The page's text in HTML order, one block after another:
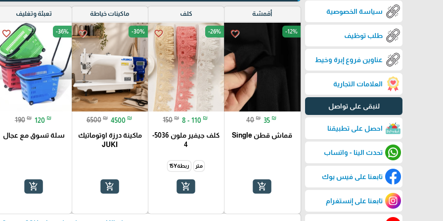
سياسة الخصوصية
طلب توظيف
عناوين فروع إبرة وخيط
العلامات التجارية
لنبقى على تواصل
احصل على تطبيقنا
تحدث الينا - واتساب
تابعنا على فيس بوك
تابعنا على إنستغرام
أقمشة
favorite_border -12%
40 ₪ 35 ₪
قماش قطن Single
add_shopping_cart
كلف
favorite_border -26%
150 ₪ 8 - 110 ₪
كلف جيفير ملون 5036-
4
متر ربطة15Y
add_shopping_cart
ماكينات خياطة
favorite_border -30%
6500 ₪ 4500 ₪
ماكينة درزة اوتوماتيك
JUKI
add_shopping_cart
تعبئة وتغليف
favorite_border -36%
190 ₪ 120 ₪
سلة تسوق مع عجال
add_shopping_cart